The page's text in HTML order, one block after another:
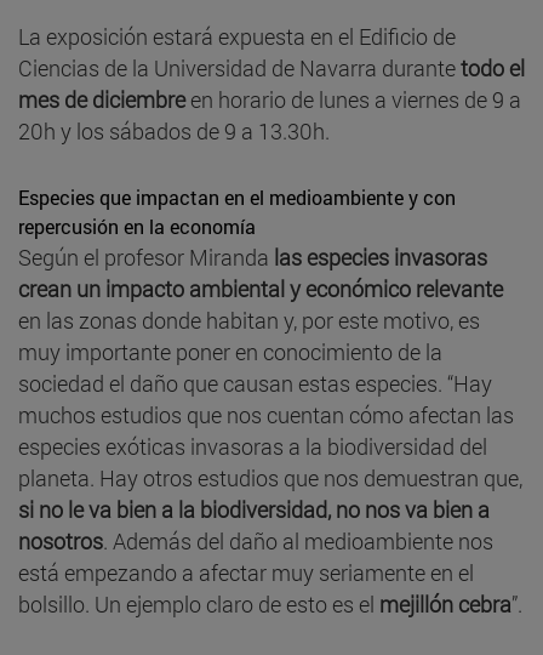
La exposición estará expuesta en el Edificio de
Ciencias de la Universidad de Navarra durantetodo el
mes de diciembreen horario de lunes a viernes de 9 a
20h y los sábados de 9 a 13.30h.
Especies que impactan en el medioambiente y con
repercusión en la economía
Según el profesor Miranda las especies invasoras
crean un impacto ambiental y económico relevante
en las zonas donde habitan y, por este motivo, es
muy importante poner en conocimiento de la
sociedad el daño que causan estas especies. “Hay
muchos estudios que nos cuentan cómo afectan las
especies exóticas invasoras a la biodiversidad del
planeta. Hay otros estudios que nos demuestran que,
si no le va bien a la biodiversidad, no nos va bien a
nosotros. Además del daño al medioambiente nos
está empezando a afectar muy seriamente en el
bolsillo. Un ejemplo claro de esto es el mejillón cebra”.